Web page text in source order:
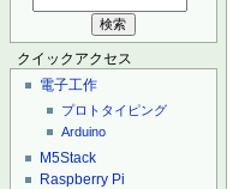
クイックアクセス
電子工作
プロトタイピング
Arduino
M5Stack
Raspberry Pi